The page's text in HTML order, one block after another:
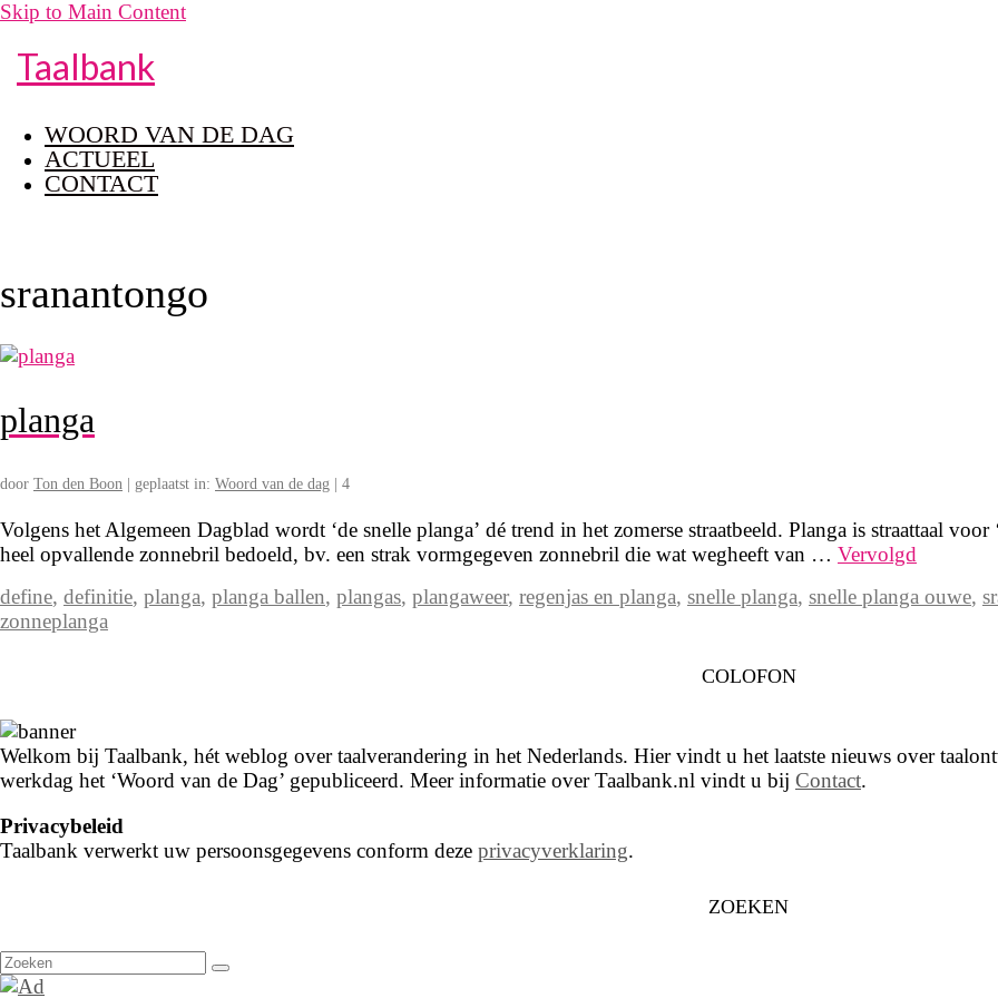
Skip to Main Content
Taalbank
WOORD VAN DE DAG
ACTUEEL
CONTACT
sranantongo
planga
door Ton den Boon geplaatst in: Woord van de dag 4
Volgens het Algemeen Dagblad wordt ‘de snelle planga’ dé trend in het zomerse straatbeeld. Planga is straattaal
heel opvallende zonnebril bedoeld, bv. een strak vormgegeven zonnebril die wat wegheeft van … Vervolgd
define, definitie, planga, planga ballen, plangas, plangaweer, regenjas en planga, snelle planga, snelle planga ouwe,
zonneplanga
COLOFON
Welkom bij Taalbank, hét weblog over taalverandering in het Nederlands. Hier vindt u het laatste nieuws over
werkdag het ‘Woord van de Dag’ gepubliceerd. Meer informatie over Taalbank.nl vindt u bij Contact.
Privacybeleid
Taalbank verwerkt uw persoonsgegevens conform deze privacyverklaring.
ZOEKEN
Zoeken
naar: